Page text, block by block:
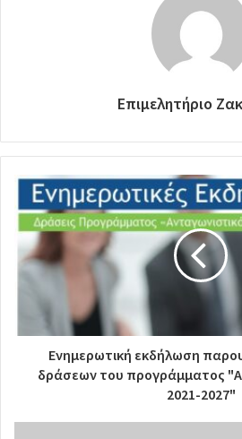
Επιμελητήριο
Ενημερωτική εκδήλωση
δράσεων του προγράμματος
2021-2027"